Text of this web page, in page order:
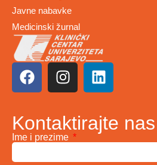
Javne nabavke
Medicinski žurnal
Kontaktirajte nas
Ime i prezime